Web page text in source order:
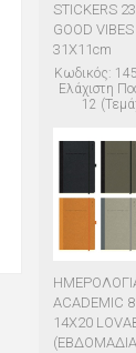
STICKERS
GOOD VIBES
31X11cm
Κωδικός:
Ελάχιστη
12
ACADEMIC
14X20